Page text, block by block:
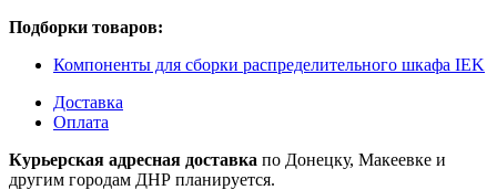
Подборки товаров:
Компоненты для сборки распределительного шкафа IEK
Доставка
Оплата
Курьерская адресная доставка по Донецку, Макеевке и
другим городам ДНР планируется.